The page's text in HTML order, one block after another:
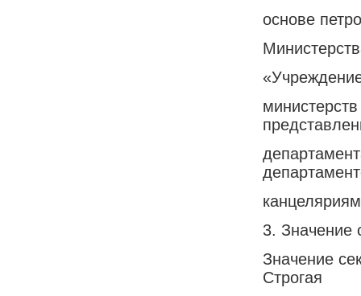
основе
3. Значение
Значение
Строгая